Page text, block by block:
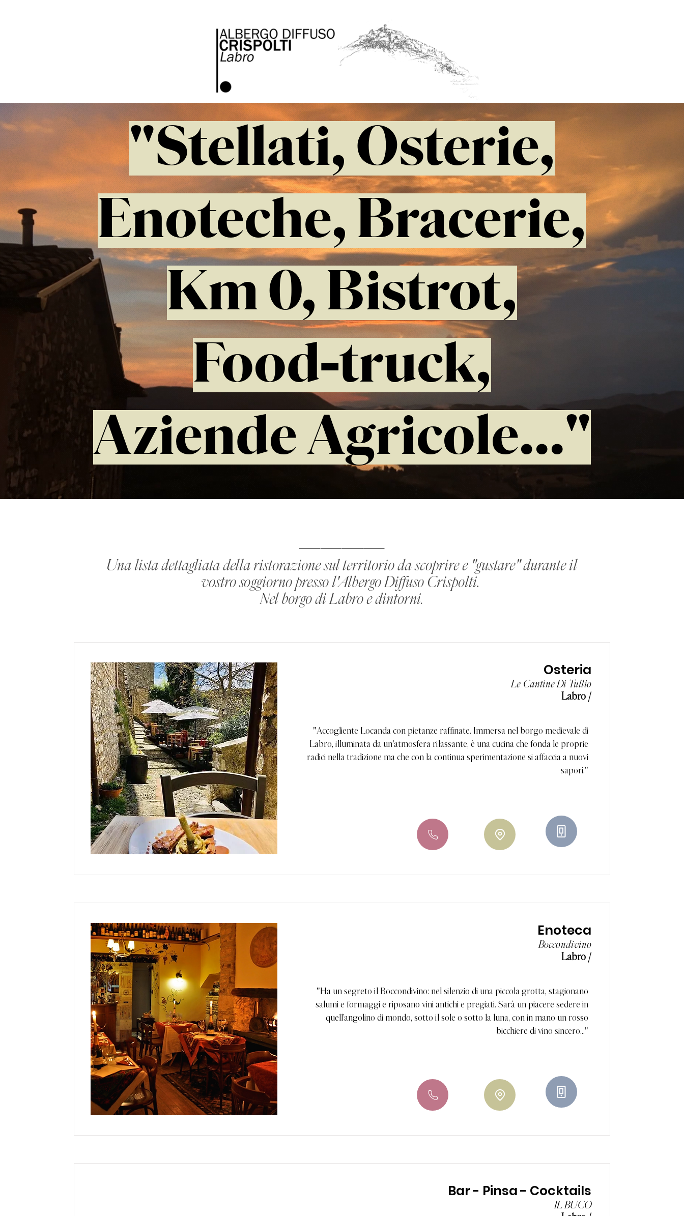
"Stellati, Osterie,
Enoteche, Bracerie,
Km 0, Bistrot,
Food-truck,
Aziende Agricole..."
Una lista dettagliata della ristorazione sul territorio da scoprire e "gustare" durante il
vostro soggiorno presso l'Albergo Diffuso Crispolti.
Nel borgo di Labro e dintorni.
Osteria
Le Cantine Di Tullio
Labro /
"Accogliente Locanda con pietanze raffinate. Immersa nel borgo medievale di
Labro, illuminata da un'atmosfera rilassante, è una cucina che fonda le proprie
radici nella tradizione ma che con la continua sperimentazione si affaccia a nuovi
sapori."
Enoteca
Boccondivino
Labro /
"Ha un segreto il Boccondivino: nel silenzio di una piccola grotta, stagionano
salumi e formaggi e riposano vini antichi e pregiati. Sarà un piacere sedere in
quell’angolino di mondo, sotto il sole o sotto la luna, con in mano un rosso
bicchiere di vino sincero..."
Bar - Pinsa - Cocktails
IL BUCO